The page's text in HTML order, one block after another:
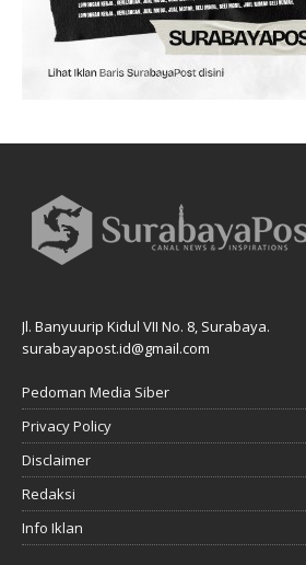
Jl. Banyuurip Kidul VII No. 8, Surabaya.
surabayapost.id@gmail.com
Pedoman Media Siber
Privacy Policy
Disclaimer
Redaksi
Info Iklan